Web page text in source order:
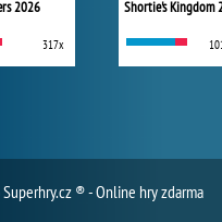
2026
317x
Shortie's Kingdom
® - Online hry zdarma